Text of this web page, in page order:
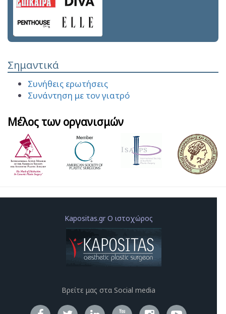
Σημαντικά
Συνήθεις ερωτήσεις
Συνάντηση με τον γιατρό
Μέλος των οργανισμών
Kapositas.gr Ο ιστοχώρος
Βρείτε μας στα Social media